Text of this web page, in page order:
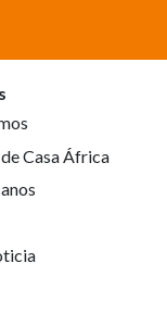
Casa África